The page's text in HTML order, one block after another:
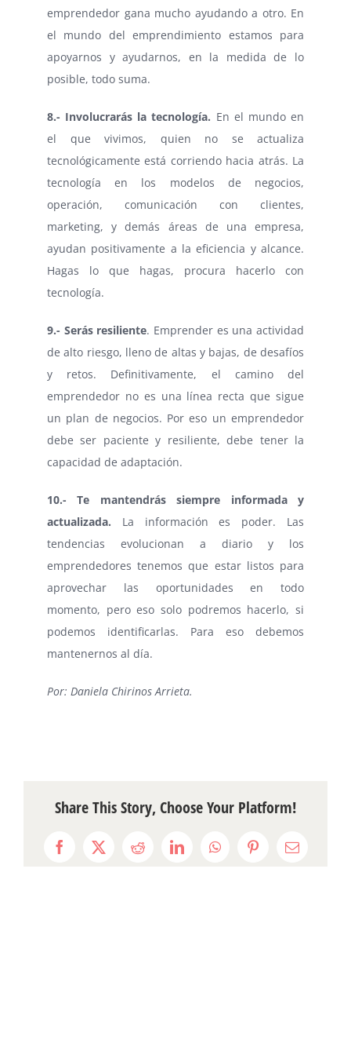
emprendedor gana mucho ayudando a otro. En
el mundo del emprendimiento estamos para
apoyarnos y ayudarnos, en la medida de lo
posible, todo suma.
8.- Involucrarás la tecnología. En el mundo en
el que vivimos, quien no se actualiza
tecnológicamente está corriendo hacia atrás. La
tecnología en los modelos de negocios,
operación, comunicación con clientes,
marketing, y demás áreas de una empresa,
ayudan positivamente a la eficiencia y alcance.
Hagas lo que hagas, procura hacerlo con
tecnología.
9.- Serás resiliente. Emprender es una actividad
de alto riesgo, lleno de altas y bajas, de desafíos
y retos. Definitivamente, el camino del
emprendedor no es una línea recta que sigue
un plan de negocios. Por eso un emprendedor
debe ser paciente y resiliente, debe tener la
capacidad de adaptación.
10.- Te mantendrás siempre informada y
actualizada. La información es poder. Las
tendencias evolucionan a diario y los
emprendedores tenemos que estar listos para
aprovechar las oportunidades en todo
momento, pero eso solo podremos hacerlo, si
podemos identificarlas. Para eso debemos
mantenernos al día.
Por: Daniela Chirinos Arrieta.
Share This Story, Choose Your Platform!
Facebook
X RedditLinkedInWhatsAppPinterestEmail